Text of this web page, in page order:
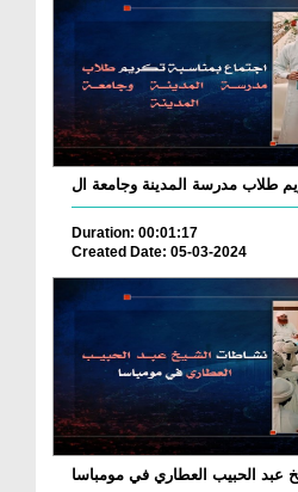
Duration: 00:01:17
Created Date: 05-03-2024
عبد الحبيب العطاري في مومباسا